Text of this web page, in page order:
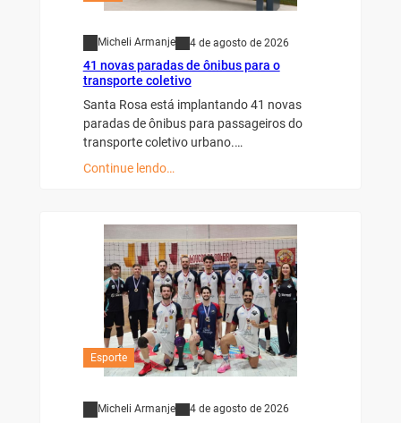
Micheli Armanje 4 de agosto de 2026
41 novas paradas de ônibus para o
transporte coletivo
Santa Rosa está implantando 41 novas
paradas de ônibus para passageiros do
transporte coletivo urbano.…
Continue lendo…
Esporte
Micheli Armanje 4 de agosto de 2026